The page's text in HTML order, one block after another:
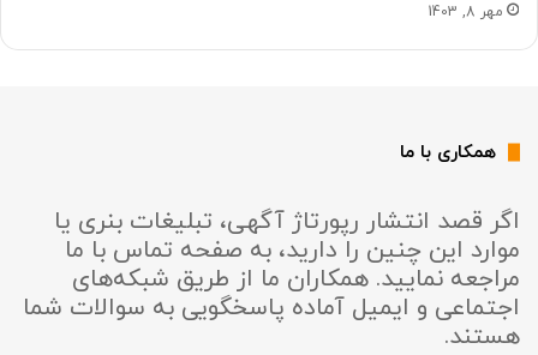
مهر 8, 1403
همکاری با ما
اگر قصد انتشار رپورتاژ آگهی، تبلیغات بنری یا
موارد این چنین را دارید، به صفحه تماس با ما
مراجعه نمایید. همکاران ما از طریق شبکه‌های
اجتماعی و ایمیل آماده پاسخگویی به سوالات شما
هستند.